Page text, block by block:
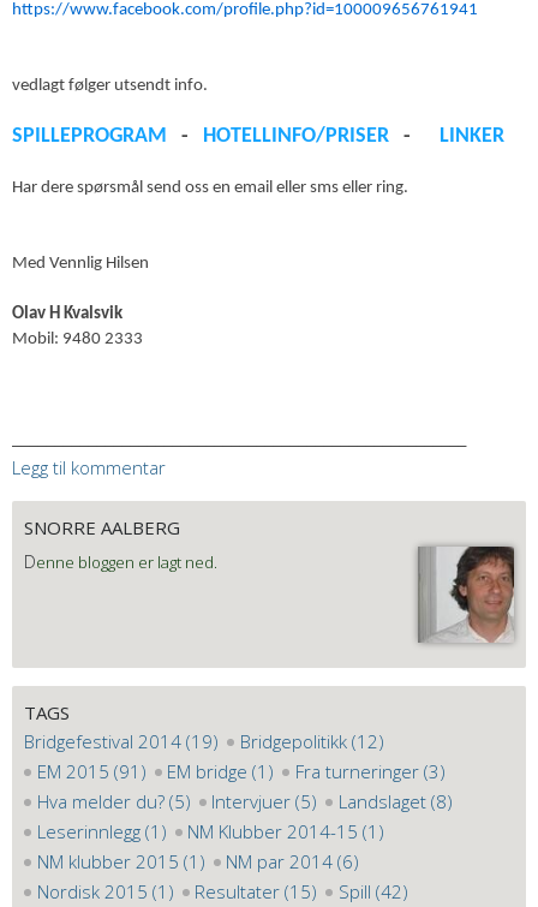
https://www.facebook.com/profile.php?id=100009656761941
vedlagt følger utsendt info.
SPILLEPROGRAM - HOTELLINFO/PRISER - LINKER
Har dere spørsmål send oss en email eller sms eller ring.
Med Vennlig Hilsen
Olav H Kvalsvik
Mobil: 9480 2333
Legg til kommentar
SNORRE AALBERG
Denne bloggen er lagt ned.
TAGS
Bridgefestival 2014 (19)
Bridgepolitikk (12)
EM 2015 (91)
EM bridge (1)
Fra turneringer (3)
Hva melder du? (5)
Intervjuer (5)
Landslaget (8)
Leserinnlegg (1)
NM Klubber 2014-15 (1)
NM klubber 2015 (1)
NM par 2014 (6)
Nordisk 2015 (1)
Resultater (15)
Spill (42)